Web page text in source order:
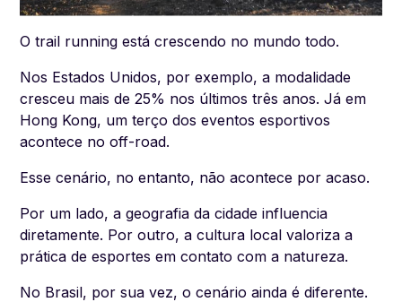
O trail running está crescendo no mundo todo.
Nos Estados Unidos, por exemplo, a modalidade
cresceu mais de 25% nos últimos três anos. Já em
Hong Kong, um terço dos eventos esportivos
acontece no off-road.
Esse cenário, no entanto, não acontece por acaso.
Por um lado, a geografia da cidade influencia
diretamente. Por outro, a cultura local valoriza a
prática de esportes em contato com a natureza.
No Brasil, por sua vez, o cenário ainda é diferente.